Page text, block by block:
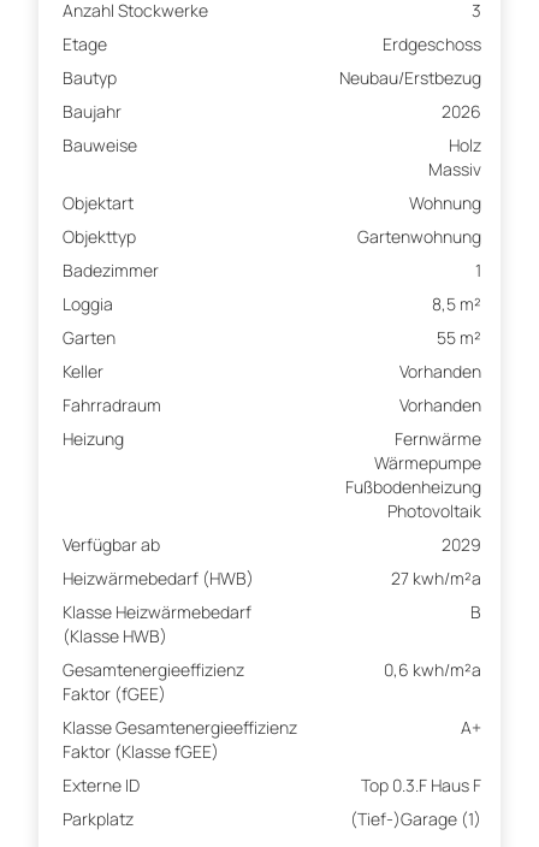
Anzahl Stockwerke
3
Etage
Erdgeschoss
Bautyp
Neubau/Erstbezug
Baujahr
2026
Bauweise
Holz
Massiv
Objektart
Wohnung
Objekttyp
Gartenwohnung
Badezimmer
1
Loggia
8,5 m²
Garten
55 m²
Keller
Vorhanden
Fahrradraum
Vorhanden
Heizung
Fernwärme
Wärmepumpe
Fußbodenheizung
Photovoltaik
Verfügbar ab
2029
Heizwärmebedarf (HWB)
27 kwh/m²a
Klasse Heizwärmebedarf
(Klasse HWB)
B
Gesamtenergieeffizienz
Faktor (fGEE)
0,6 kwh/m²a
Klasse Gesamtenergieeffizienz
Faktor (Klasse fGEE)
A+
Externe ID
Top 0.3.F Haus F
Parkplatz
(Tief-)Garage (1)